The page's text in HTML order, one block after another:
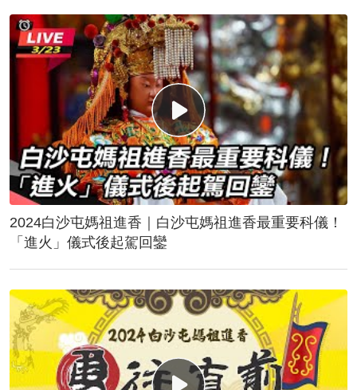
2024白沙屯媽祖進香｜白沙屯媽祖進香最重要科儀！
「進火」儀式後起駕回鑾